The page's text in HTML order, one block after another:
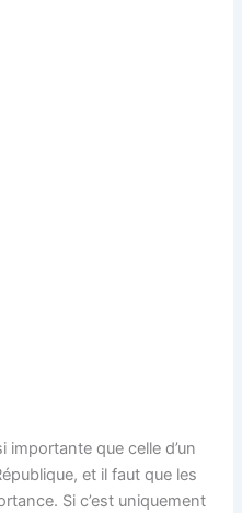
importante que celle d’un
et il faut que les
Si c’est uniquement